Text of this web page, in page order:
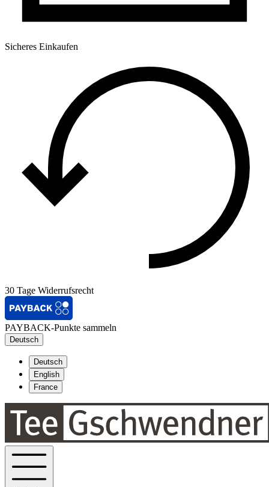
Sicheres Einkaufen
30 Tage Widerrufsrecht
PAYBACK-Punkte sammeln
Deutsch
Deutsch
English
France